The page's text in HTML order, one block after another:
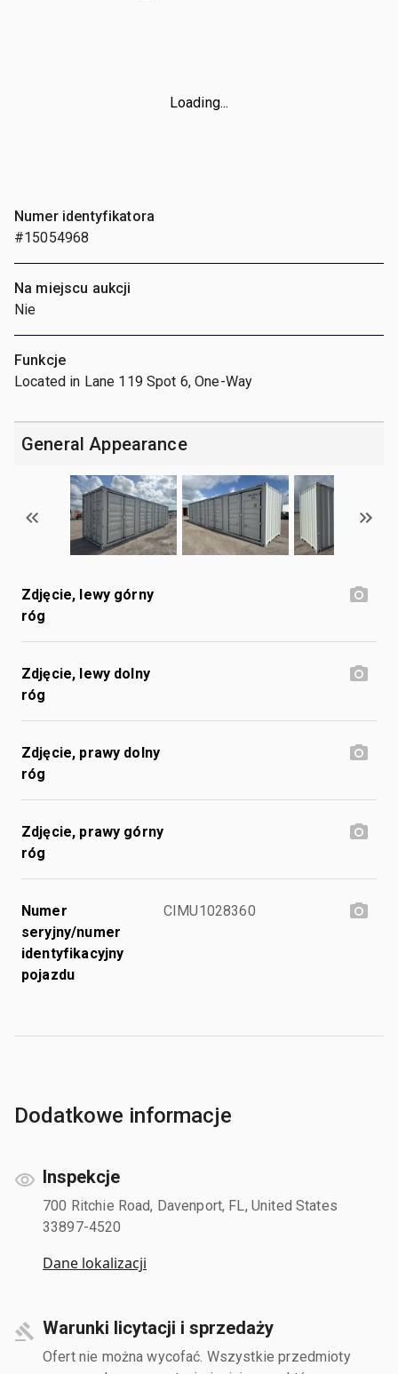
Loading...
Numer identyfikatora
#15054968
Na miejscu aukcji
Nie
Funkcje
Located in Lane 119 Spot 6, One-Way
General Appearance
Zdjęcie, lewy górny
róg
Zdjęcie, lewy dolny
róg
Zdjęcie, prawy dolny
róg
Zdjęcie, prawy górny
róg
Numer
seryjny/numer
identyfikacyjny
pojazdu
CIMU1028360
Dodatkowe informacje
Inspekcje
700 Ritchie Road, Davenport, FL, United States
33897-4520
Dane lokalizacji
Warunki licytacji i sprzedaży
Ofert nie można wycofać. Wszystkie przedmioty